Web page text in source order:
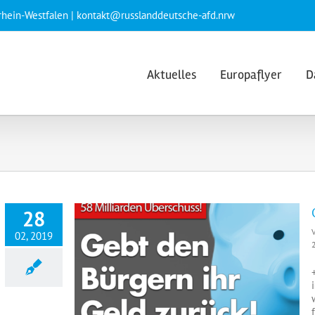
Westfalen | kontakt@russlanddeutsche-afd.nrw
Aktuelles Europaflyer
28
02, 2019